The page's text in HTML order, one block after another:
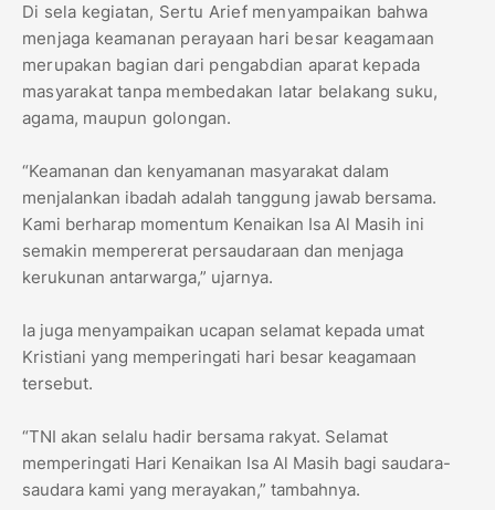
Di sela kegiatan, Sertu Arief menyampaikan bahwa
menjaga keamanan perayaan hari besar keagamaan
merupakan bagian dari pengabdian aparat kepada
masyarakat tanpa membedakan latar belakang suku,
agama, maupun golongan.
“Keamanan dan kenyamanan masyarakat dalam
menjalankan ibadah adalah tanggung jawab bersama.
Kami berharap momentum Kenaikan Isa Al Masih ini
semakin mempererat persaudaraan dan menjaga
kerukunan antarwarga,” ujarnya.
Ia juga menyampaikan ucapan selamat kepada umat
Kristiani yang memperingati hari besar keagamaan
tersebut.
“TNI akan selalu hadir bersama rakyat. Selamat
memperingati Hari Kenaikan Isa Al Masih bagi saudara-
saudara kami yang merayakan,” tambahnya.